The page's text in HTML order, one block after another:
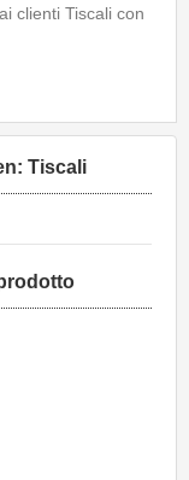
clienti Tiscali con
Tiscali